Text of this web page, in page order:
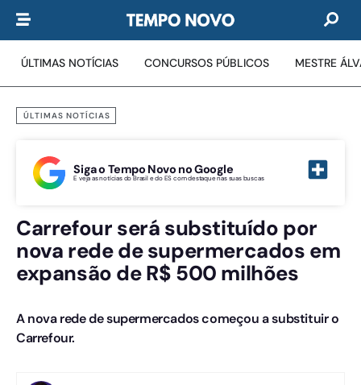
ÚLTIMAS NOTÍCIAS CONCURSOS PÚBLICOS MESTRE
ÚLTIMAS NOTÍCIAS
Siga o Tempo Novo no Google
E veja as notícias do Brasil e do ES com destaque nas suas buscas
Carrefour será substituído por
nova rede de supermercados em
expansão de R$ 500 milhões
A nova rede de supermercados começou a substituir o
Carrefour.